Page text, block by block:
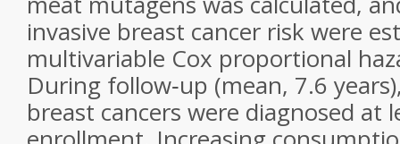
invasive breast cancer risk were
multivariable Cox proportional
During follow‐up (mean, 7.6
breast cancers were diagnosed at